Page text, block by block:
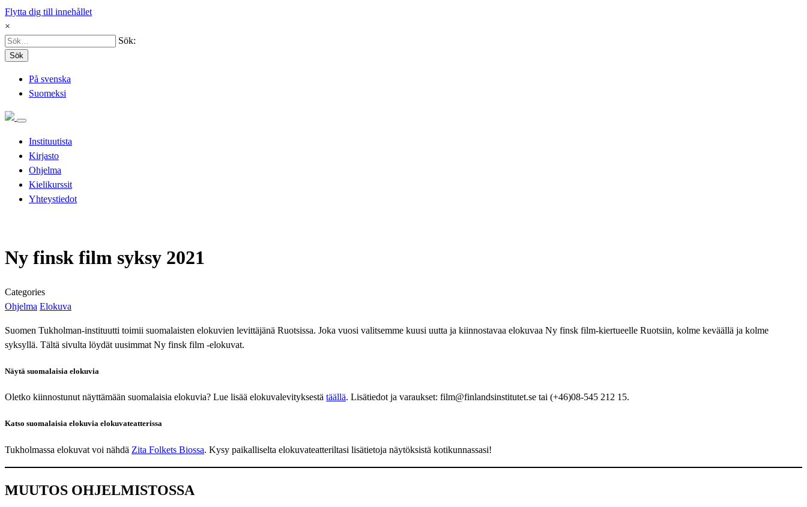
Flytta dig till innehållet
×
Sök:
Sök
På svenska
Suomeksi
Instituutista
Kirjasto
Ohjelma
Kielikurssit
Yhteystiedot
Ny finsk film syksy 2021
Categories
Ohjelma Elokuva
Suomen Tukholman-instituutti toimii suomalaisten elokuvien levittäjänä Ruotsissa. Joka vuosi valitsemme kuusi uutta ja kiinnostavaa elokuvaa Ny finsk film-kiertueelle Ruotsiin, kolme keväällä ja kolme
syksyllä. Tältä sivulta löydät uusimmat Ny finsk film -elokuvat.
Näytä suomalaisia elokuvia
Oletko kiinnostunut näyttämään suomalaisia elokuvia? Lue lisää elokuvalevityksestä täällä. Lisätiedot ja varaukset: film@finlandsinstitutet.se tai (+46)08-545 212 15.
Katso suomalaisia elokuvia elokuvateatterissa
Tukholmassa elokuvat voi nähdä Zita Folkets Biossa. Kysy paikalliselta elokuvateatteriltasi lisätietoja näytöksistä kotikunnassasi!
MUUTOS OHJELMISTOSSA